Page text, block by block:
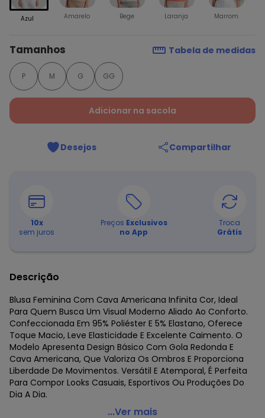
Azul Amarelo Bege Laranja Marrom
Tamanhos Tabela de medidas
P M G GG
Adicionar na sacola
Desejos Compartilhar
10x
sem juros
Preços Exclusivos
no App
Troca
Grátis
Descrição
Blusa Feminina Com Cava Americana Infinita Cor, Ideal
Para Quem Busca Um Visual Moderno Aliado Ao Conforto.
Confeccionada Em 95% Poliéster E 5% Elastano, Oferece
Toque Macio, Leve Elasticidade E Excelente Caimento. O
Modelo Apresenta Design Básico Com Gola Redonda E
Cava Americana, Que Valoriza Os Ombros E Proporciona
Liberdade De Movimentos. Versátil E Atemporal, É Perfeita
Para Compor Looks Casuais, Esportivos Ou Produções Do
Dia A Dia.
Infinita Cor - Blusa Feminina com Cava Americana Azul
...Ver mais